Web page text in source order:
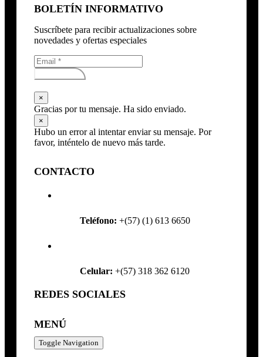
BOLETÍN INFORMATIVO
Suscríbete para recibir actualizaciones sobre
novedades y ofertas especiales
Subscribirse
×
Gracias por tu mensaje. Ha sido enviado.
×
Hubo un error al intentar enviar su mensaje. Por
favor, inténtelo de nuevo más tarde.
CONTACTO
Teléfono: +(57) (1) 613 6650
Celular: +(57) 318 362 6120
REDES SOCIALES
MENÚ
Toggle Navigation